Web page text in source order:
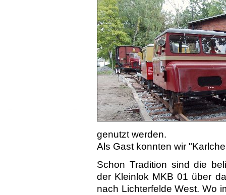
ge­nutzt wer­den.
Als Gast konnten wir
Schon Tradition sind die
der Kleinlok MKB 01 über
nach Lichterfelde West. Wo